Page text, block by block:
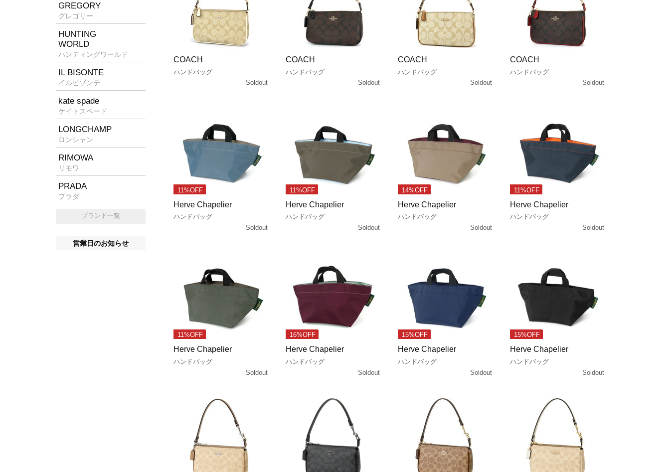
COACH
ハンドバッグ
Soldout
COACH
ハンドバッグ
Soldout
COACH
ハンドバッグ
Soldout
COACH
ハンドバッグ
Soldout
11%OFF
Herve Chapelier
ハンドバッグ
Soldout
11%OFF
Herve Chapelier
ハンドバッグ
Soldout
14%OFF
Herve Chapelier
ハンドバッグ
Soldout
11%OFF
Herve Chapelier
ハンドバッグ
Soldout
11%OFF
Herve Chapelier
ハンドバッグ
Soldout
16%OFF
Herve Chapelier
ハンドバッグ
Soldout
15%OFF
Herve Chapelier
ハンドバッグ
Soldout
15%OFF
Herve Chapelier
ハンドバッグ
Soldout
GREGORY
グレゴリー
HUNTING
WORLD
ハンティングワールド
IL BISONTE
イルビゾンテ
kate spade
ケイトスペード
LONGCHAMP
ロンシャン
RIMOWA
リモワ
PRADA
プラダ
ブランド一覧
営業日のお知らせ